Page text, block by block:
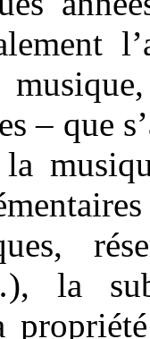
– que
la